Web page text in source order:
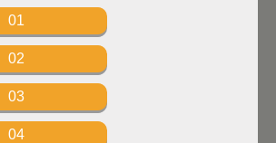
01
02
03
04